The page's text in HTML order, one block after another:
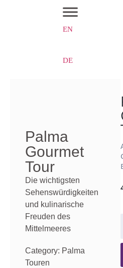
EN
DE
Palma
Gourmet
Tour
Die wichtigsten
Sehenswürdigkeiten
und kulinarische
Freuden des
Mittelmeeres
Category: Palma
Touren